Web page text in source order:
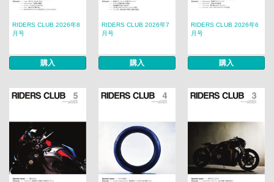
RIDERS CLUB 2026年8
月号
購入
RIDERS CLUB 2026年7
月号
購入
RIDERS CLUB 2026年6
月号
購入